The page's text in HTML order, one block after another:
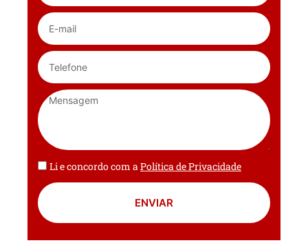
Li e concordo com aPolítica de Privacidade
ENVIAR